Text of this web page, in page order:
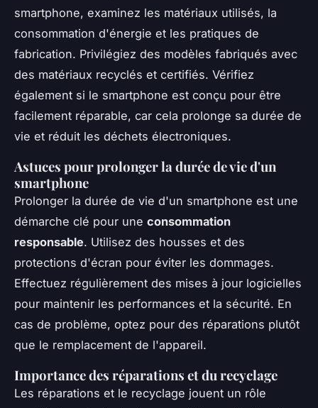
smartphone, examinez les matériaux utilisés, la
consommation d'énergie et les pratiques de
fabrication. Privilégiez des modèles fabriqués avec
des matériaux recyclés et certifiés. Vérifiez
également si le smartphone est conçu pour être
facilement réparable, car cela prolonge sa durée de
vie et réduit les déchets électroniques.
Astuces pour prolonger la durée de vie d'un
smartphone
Prolonger la durée de vie d'un smartphone est une
démarche clé pour une consommation
responsable. Utilisez des housses et des
protections d'écran pour éviter les dommages.
Effectuez régulièrement des mises à jour logicielles
pour maintenir les performances et la sécurité. En
cas de problème, optez pour des réparations plutôt
que le remplacement de l'appareil.
Importance des réparations et du recyclage
Les réparations et le recyclage jouent un rôle